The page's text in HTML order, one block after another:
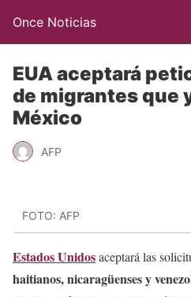
Once Noticias
EUA aceptará
de migrantes que
México
AFP
FOTO: AFP
Estados Unidosaceptará las
haitianos, nicaragüenses y